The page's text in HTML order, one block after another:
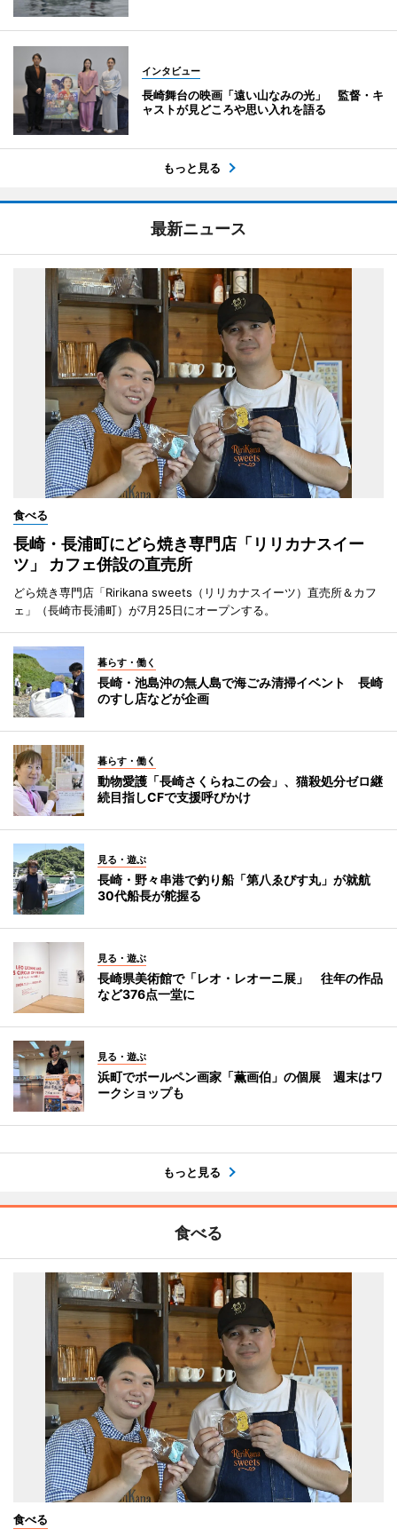
インタビュー
長崎舞台の映画「遠い山なみの光」 監督・キ
ャストが見どころや思い入れを語る
もっと見る
最新ニュース
食べる
長崎・長浦町にどら焼き専門店「リリカナスイー
ツ」 カフェ併設の直売所
どら焼き専門店「Ririkana sweets（リリカナスイーツ）直売所＆カフ
ェ」（長崎市長浦町）が7月25日にオープンする。
暮らす・働く
長崎・池島沖の無人島で海ごみ清掃イベント 長崎
のすし店などが企画
暮らす・働く
動物愛護「長崎さくらねこの会」、猫殺処分ゼロ継
続目指しCFで支援呼びかけ
見る・遊ぶ
長崎・野々串港で釣り船「第八ゑびす丸」が就航
30代船長が舵握る
見る・遊ぶ
長崎県美術館で「レオ・レオーニ展」 往年の作品
など376点一堂に
見る・遊ぶ
浜町でボールペン画家「薫画伯」の個展 週末はワ
ークショップも
もっと見る
食べる
食べる